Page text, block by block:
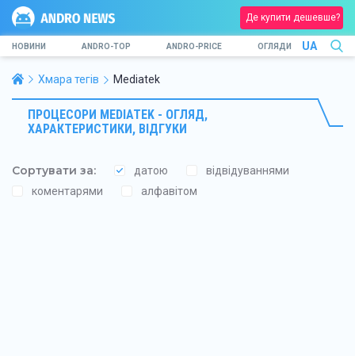
Де купити дешевше?
НОВИНИ ANDRO-TOP ANDRO-PRICE ОГЛЯДИ UA
Хмара тегів Mediatek
ПРОЦЕСОРИ MEDIATEK - ОГЛЯД,
ХАРАКТЕРИСТИКИ, ВІДГУКИ
Сортувати за: датою
відвідуваннями
коментарями
алфавітом